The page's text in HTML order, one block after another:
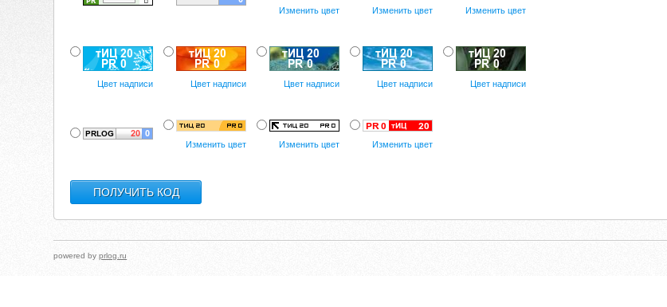
Изменить цвет Изменить цвет Изменить цвет
Цвет надписи Цвет надписи Цвет надписи Цвет надписи Цвет надписи
Изменить цвет Изменить цвет Изменить цвет
powered byprlog.ru